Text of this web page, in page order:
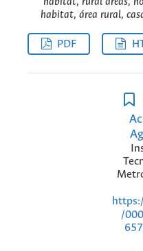
habitat, área rural,
PDF
/